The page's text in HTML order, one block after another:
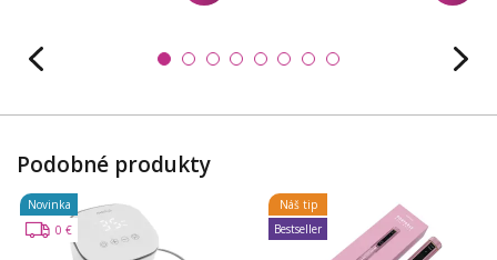
Podobné produkty
Novinka
0 €
Náš tip
Bestseller